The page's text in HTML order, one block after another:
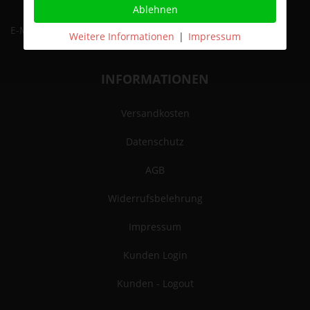
E-Mail
INFORMATIONEN
Versandkosten
Datenschutz
AGB
Widerrufsbelehrung
Impressum
Kunden Login
Kunden - Logout
Ablehnen
Weitere Informationen | Impressum